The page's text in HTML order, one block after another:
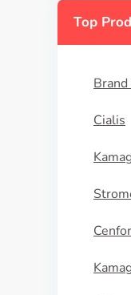
Top
Cialis